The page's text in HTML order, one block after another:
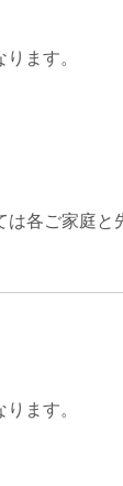
ます。
各ご家庭
ます。